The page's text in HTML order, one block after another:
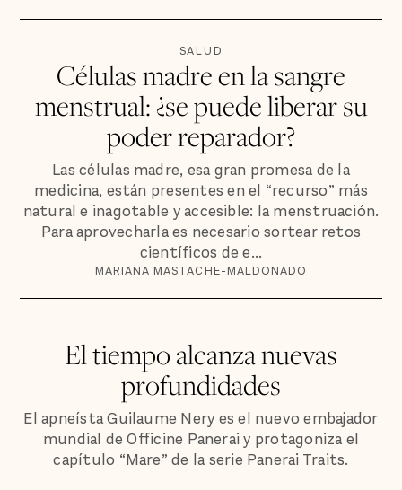
SALUD
Células madre en la sangre
menstrual: ¿se puede liberar su
poder reparador?
Las células madre, esa gran promesa de la
medicina, están presentes en el “recurso” más
natural e inagotable y accesible: la menstruación.
Para aprovecharla es necesario sortear retos
científicos de e...
MARIANA MASTACHE-MALDONADO
El tiempo alcanza nuevas
profundidades
El apneísta Guilaume Nery es el nuevo embajador
mundial de Officine Panerai y protagoniza el
capítulo “Mare” de la serie Panerai Traits.